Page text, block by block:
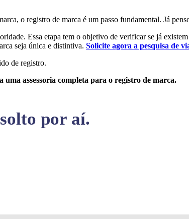
o registro de marca é um passo fundamental. Já
Essa etapa tem o objetivo de verificar se já
seja única e distintiva. Solicite agora a pesquisa de
de registro.
uma assessoria completa para o registro de marca.
por aí.